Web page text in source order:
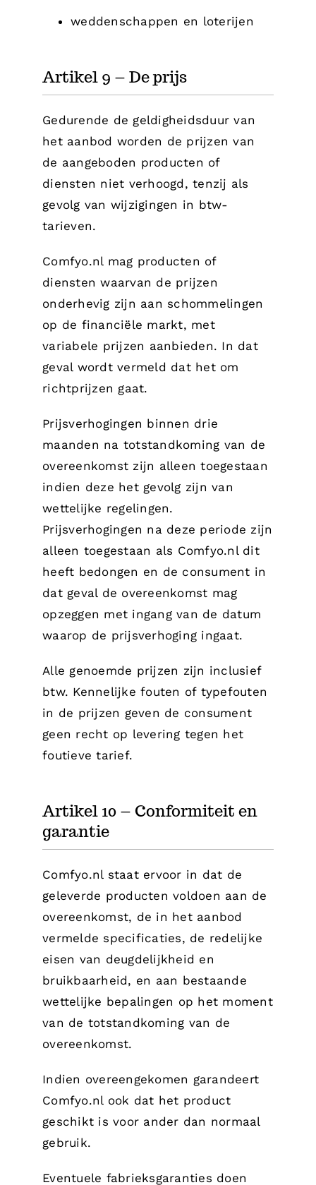
weddenschappen en loterijen
Artikel 9 – De prijs
Gedurende de geldigheidsduur van
het aanbod worden de prijzen van
de aangeboden producten of
diensten niet verhoogd, tenzij als
gevolg van wijzigingen in btw-
tarieven.
Comfyo.nl mag producten of
diensten waarvan de prijzen
onderhevig zijn aan schommelingen
op de financiële markt, met
variabele prijzen aanbieden. In dat
geval wordt vermeld dat het om
richtprijzen gaat.
Prijsverhogingen binnen drie
maanden na totstandkoming van de
overeenkomst zijn alleen toegestaan
indien deze het gevolg zijn van
wettelijke regelingen.
Prijsverhogingen na deze periode zijn
alleen toegestaan als Comfyo.nl dit
heeft bedongen en de consument in
dat geval de overeenkomst mag
opzeggen met ingang van de datum
waarop de prijsverhoging ingaat.
Alle genoemde prijzen zijn inclusief
btw. Kennelijke fouten of typefouten
in de prijzen geven de consument
geen recht op levering tegen het
foutieve tarief.
Artikel 10 – Conformiteit en
garantie
Comfyo.nl staat ervoor in dat de
geleverde producten voldoen aan de
overeenkomst, de in het aanbod
vermelde specificaties, de redelijke
eisen van deugdelijkheid en
bruikbaarheid, en aan bestaande
wettelijke bepalingen op het moment
van de totstandkoming van de
overeenkomst.
Indien overeengekomen garandeert
Comfyo.nl ook dat het product
geschikt is voor ander dan normaal
gebruik.
Eventuele fabrieksgaranties doen